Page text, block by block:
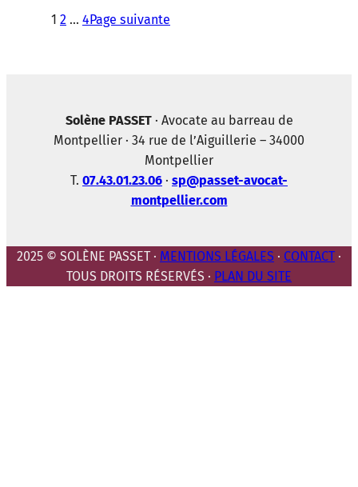
1 2 … 4Page suivante
Solène PASSET · Avocate au barreau de
Montpellier · 34 rue de l’Aiguillerie – 34000
Montpellier
T. 07.43.01.23.06 · sp@passet-avocat-
montpellier.com
2025 © SOLÈNE PASSET · MENTIONS LÉGALES · CONTACT ·
TOUS DROITS RÉSERVÉS · PLAN DU SITE